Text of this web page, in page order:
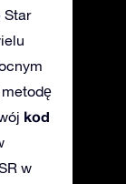
Star
kod
w